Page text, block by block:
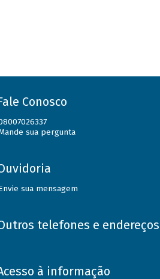
Conosco
sua pergunta
sua mensagem
telefones e endereços
à informação